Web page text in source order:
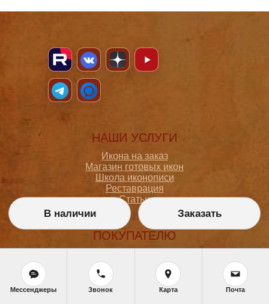
НАШИ УСЛУГИ
Икона на заказ
Магазин готовых икон
Школа иконописи
Реставрация
Статьи
ПОКУПАТЕЛЮ
Как сделать заказ
Доставка и оплата
Политика конфиденциальности
В наличии Заказать
Мессенджеры Звонок Карта Почта